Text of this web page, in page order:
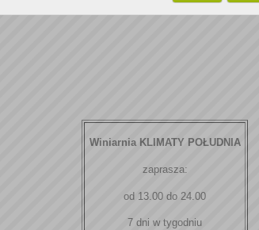
Winiarnia KLIMATY POŁUDNIA
zaprasza:
od 13.00 do 24.00
7 dni w tygodniu